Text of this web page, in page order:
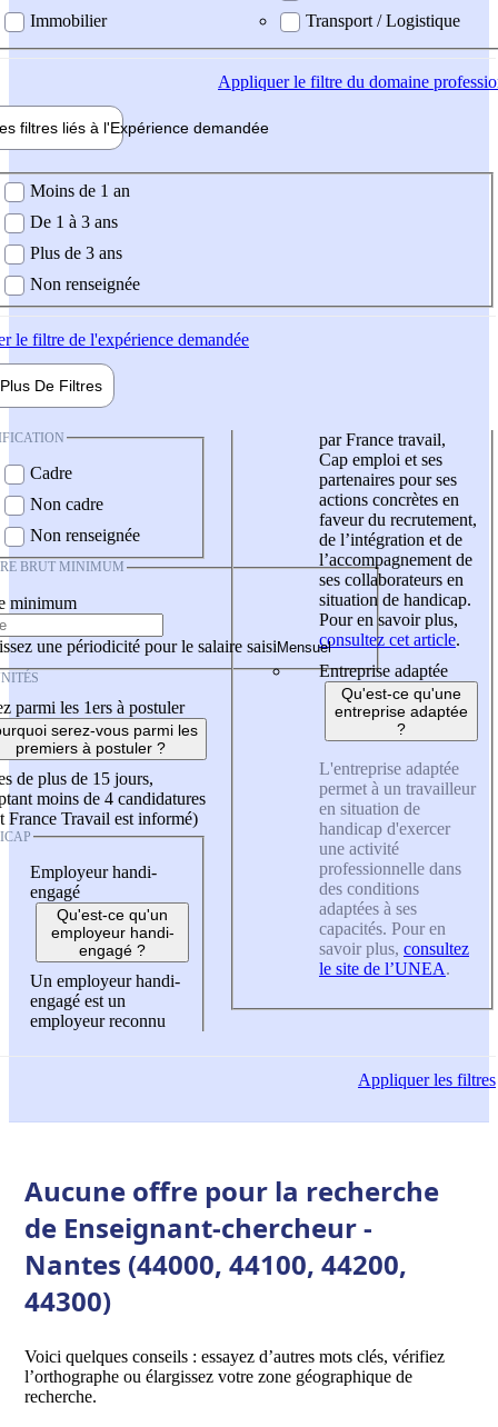
Immobilier
Transport / Logistique
Appliquerle filtre du domaine
filtres liés à l'Expérience demandée
demandée
Moins de 1 an
De 1 à 3 ans
Plus de 3 ans
Non renseignée
le filtre de l'expérience demandée
Plus De Filtres
Cadre
Non cadre
Non renseignée
BRUT MINIMUM
minimum
une périodicité pour le salaire saisi
parmi les 1ers à postuler
serez-vous parmi les
premiers à postuler ?
de plus de 15 jours,
moins de 4 candidatures
France Travail est informé)
Employeur handi-
engagé
Qu'est-ce qu'un
employeur handi-
engagé ?
Un employeur handi-
engagé est un
employeur reconnu
par France travail,
Cap emploi et ses
partenaires pour ses
actions concrètes en
faveur du recrutement,
de l’intégration et de
l’accompagnement de
ses collaborateurs en
situation de handicap.
Pour en savoir plus,
consultez cet article.
Entreprise adaptée
Qu'est-ce qu'une
entreprise adaptée
?
L'entreprise adaptée
permet à un travailleur
en situation de
handicap d'exercer
une activité
professionnelle dans
des conditions
adaptées à ses
capacités. Pour en
savoir plus, consultez
le site de l’UNEA.
Appliquerles filtres
Aucune offre pour la recherche
de Enseignant-chercheur -
Nantes (44000, 44100, 44200,
44300)
Voici quelques conseils : essayez d’autres mots clés, vérifiez
l’orthographe ou élargissez votre zone géographique de
recherche.